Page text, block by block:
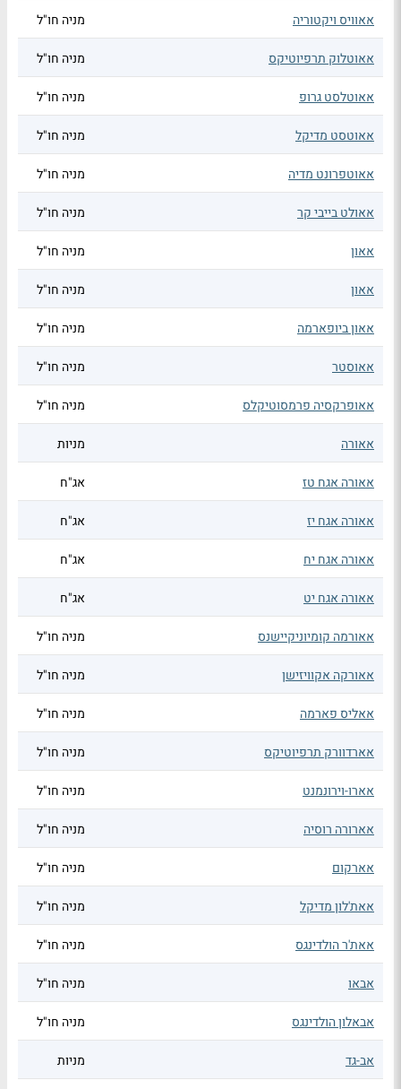
אאוויס ויקטוריה מניה חו"ל
אאוטלוק תרפיוטיקס מניה חו"ל
אאוטלסט גרופ מניה חו"ל
אאוטסט מדיקל מניה חו"ל
אאוטפרונט מדיה מניה חו"ל
אאולט בייבי קר מניה חו"ל
אאון מניה חו"ל
אאון מניה חו"ל
אאון ביופארמה מניה חו"ל
אאוסטר מניה חו"ל
אאופרקסיה פרמסוטיקלס מניה חו"ל
אאורה מניות
אאורה אגח טז אג"ח
אאורה אגח יז אג"ח
אאורה אגח יח אג"ח
אאורה אגח יט אג"ח
אאורמה קומיוניקיישנס מניה חו"ל
אאורקה אקוויזישן מניה חו"ל
אאליס פארמה מניה חו"ל
אארדוורק תרפיוטיקס מניה חו"ל
אארו-וירונמנט מניה חו"ל
אארורה רוסיה מניה חו"ל
אארקום מניה חו"ל
אאת'לון מדיקל מניה חו"ל
אאת'ר הולדינגס מניה חו"ל
אבאו מניה חו"ל
אבאלון הולדינגס מניה חו"ל
אב-גד מניות